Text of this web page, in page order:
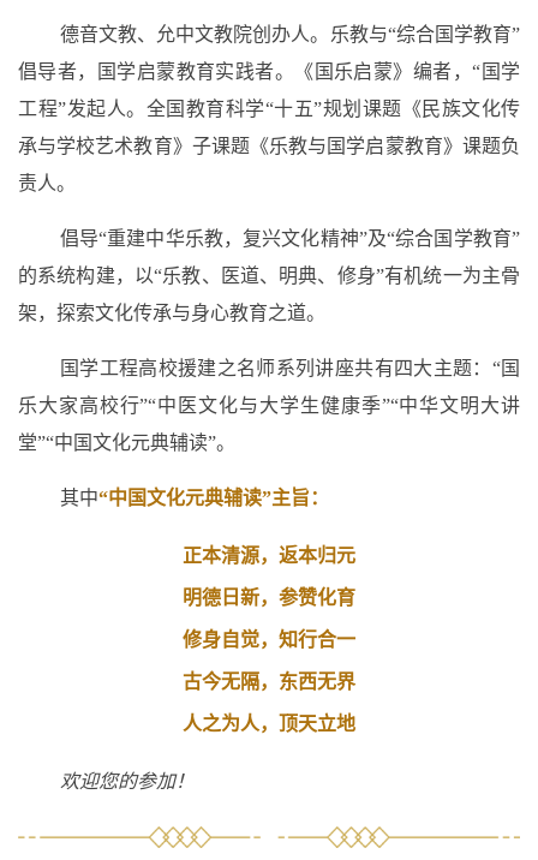
德音文教、允中文教院创办人。乐教与“综合国学教育”
倡导者，国学启蒙教育实践者。《国乐启蒙》编者，“国学
工程”发起人。全国教育科学“十五”规划课题《民族文化传
承与学校艺术教育》子课题《乐教与国学启蒙教育》课题负
责人。
倡导“重建中华乐教，复兴文化精神”及“综合国学教育”
的系统构建，以“乐教、医道、明典、修身”有机统一为主骨
架，探索文化传承与身心教育之道。
国学工程高校援建之名师系列讲座共有四大主题：“国
乐大家高校行”“中医文化与大学生健康季”“中华文明大讲
堂”“中国文化元典辅读”。
其中“中国文化元典辅读”主旨：
正本清源，返本归元
明德日新，参赞化育
修身自觉，知行合一
古今无隔，东西无界
人之为人，顶天立地
欢迎您的参加！